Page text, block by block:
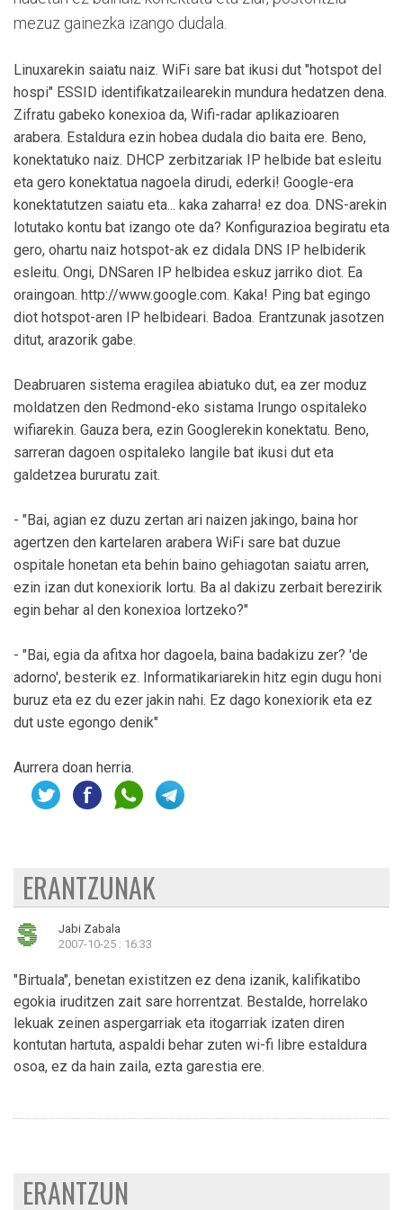
mezuz gainezka izango dudala.
Linuxarekin saiatu naiz. WiFi sare bat ikusi dut "hotspot del
hospi" ESSID identifikatzailearekin mundura hedatzen dena.
Zifratu gabeko konexioa da, Wifi-radar aplikazioaren
arabera. Estaldura ezin hobea dudala dio baita ere. Beno,
konektatuko naiz. DHCP zerbitzariak IP helbide bat esleitu
eta gero konektatua nagoela dirudi, ederki! Google-era
konektatutzen saiatu eta... kaka zaharra! ez doa. DNS-arekin
lotutako kontu bat izango ote da? Konfigurazioa begiratu eta
gero, ohartu naiz hotspot-ak ez didala DNS IP helbiderik
esleitu. Ongi, DNSaren IP helbidea eskuz jarriko diot. Ea
oraingoan. http://www.google.com. Kaka! Ping bat egingo
diot hotspot-aren IP helbideari. Badoa. Erantzunak jasotzen
ditut, arazorik gabe.
Deabruaren sistema eragilea abiatuko dut, ea zer moduz
moldatzen den Redmond-eko sistama Irungo ospitaleko
wifiarekin. Gauza bera, ezin Googlerekin konektatu. Beno,
sarreran dagoen ospitaleko langile bat ikusi dut eta
galdetzea bururatu zait.
- "Bai, agian ez duzu zertan ari naizen jakingo, baina hor
agertzen den kartelaren arabera WiFi sare bat duzue
ospitale honetan eta behin baino gehiagotan saiatu arren,
ezin izan dut konexiorik lortu. Ba al dakizu zerbait berezirik
egin behar al den konexioa lortzeko?"
- "Bai, egia da afitxa hor dagoela, baina badakizu zer? 'de
adorno', besterik ez. Informatikariarekin hitz egin dugu honi
buruz eta ez du ezer jakin nahi. Ez dago konexiorik eta ez
dut uste egongo denik"
Aurrera doan herria.
ERANTZUNAK
Jabi Zabala
2007-10-25 : 16:33
"Birtuala", benetan existitzen ez dena izanik, kalifikatibo
egokia iruditzen zait sare horrentzat. Bestalde, horrelako
lekuak zeinen aspergarriak eta itogarriak izaten diren
kontutan hartuta, aspaldi behar zuten wi-fi libre estaldura
osoa, ez da hain zaila, ezta garestia ere.
ERANTZUN